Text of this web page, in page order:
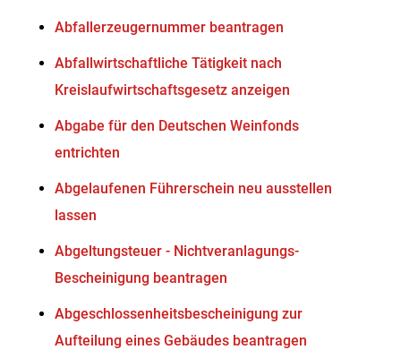
Abfallerzeugernummer beantragen
Abfallwirtschaftliche Tätigkeit nach
Kreislaufwirtschaftsgesetz anzeigen
Abgabe für den Deutschen Weinfonds
entrichten
Abgelaufenen Führerschein neu ausstellen
lassen
Abgeltungsteuer - Nichtveranlagungs-
Bescheinigung beantragen
Abgeschlossenheitsbescheinigung zur
Aufteilung eines Gebäudes beantragen